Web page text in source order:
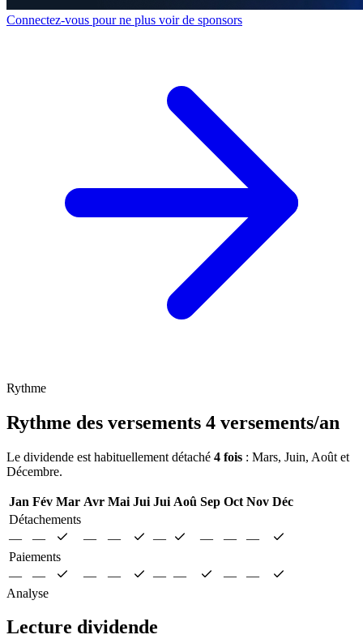
Connectez-vous pour ne plus voir de sponsors
Rythme
Rythme des versements 4 versements/an
Le dividende est habituellement détaché 4 fois : Mars, Juin, Août et
Décembre.
Jan Fév Mar Avr Mai Jui Jui Aoû Sep Oct Nov Déc
Détachements
—
— — — — — —
—
Paiements
—
— — — — — —
—
Analyse
Lecture dividende